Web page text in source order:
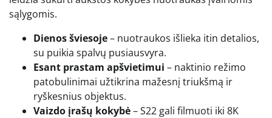
sąlygomis.
Dienos šviesoje– nuotraukos išlieka itin detalios,
su puikia spalvų pusiausvyra.
Esant prastam apšvietimui – naktinio režimo
patobulinimai užtikrina mažesnį triukšmą ir
ryškesnius objektus.
Vaizdo įrašų kokybė– S22 gali filmuoti iki 8K